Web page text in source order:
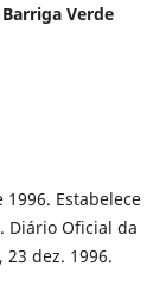
Verde
1996. Estabelece
Diário Oficial da
23 dez. 1996.